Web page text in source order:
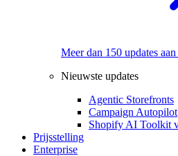
Meer dan 150 updates
Nieuwste updates
Agentic Storefronts
Campaign Autopilot
Shopify AI Toolkit
Prijsstelling
Enterprise